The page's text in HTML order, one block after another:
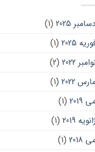
دسامبر 2025
(1)
2025
(1)
نوامبر 2022
(2)
2022
(1)
2019
(1)
2019
(1)
2018
(1)